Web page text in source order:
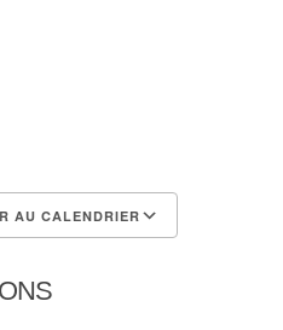
AU CALENDRIER